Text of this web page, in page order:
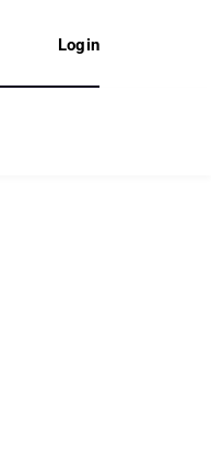
Login